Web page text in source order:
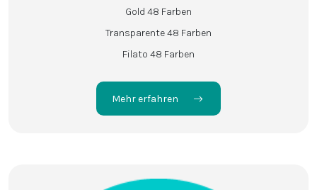
Gold 48 Farben
Transparente 48 Farben
Filato 48 Farben
Mehr erfahren